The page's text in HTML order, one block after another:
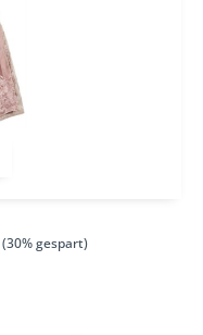
(30% gespart)